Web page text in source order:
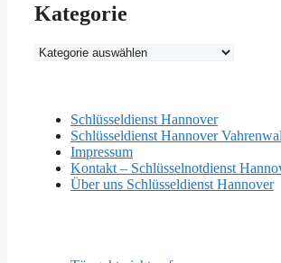
Kategorie
Kategorie
Schlüsseldienst Hannover
Schlüsseldienst Hannover
Impressum
Kontakt – Schlüsselnotdienst
Über uns Schlüsseldienst Hannover